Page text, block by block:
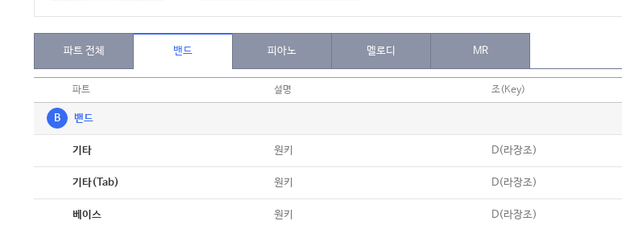
파트 전체 밴드 피아노 멜로디 MR
파트 설명 조(Key)
B 밴드
기타 원키 D(라장조)
기타(Tab) 원키 D(라장조)
베이스 원키 D(라장조)